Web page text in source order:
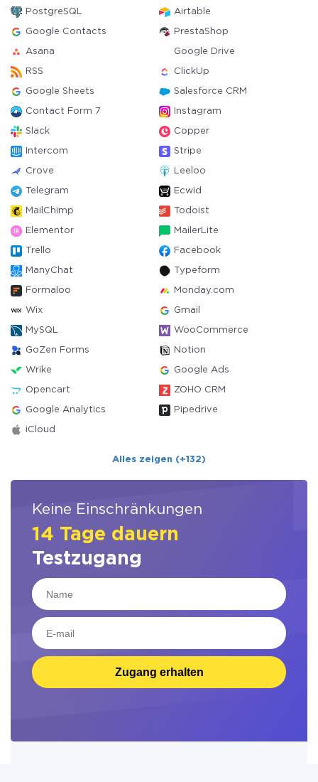
PostgreSQL Airtable
Google Contacts PrestaShop
Asana Google Drive
RSS ClickUp
Google Sheets Salesforce CRM
Contact Form 7 Instagram
Slack Copper
Intercom Stripe
Crove Leeloo
Telegram Ecwid
MailChimp Todoist
Elementor MailerLite
Trello Facebook
ManyChat Typeform
Formaloo Monday.com
Wix Gmail
MySQL WooCommerce
GoZen Forms Notion
Wrike Google Ads
Opencart ZOHO CRM
Google Analytics Pipedrive
iCloud
Alles zeigen (+132)
Keine Einschränkungen
14 Tage dauern
Testzugang
Zugang erhalten